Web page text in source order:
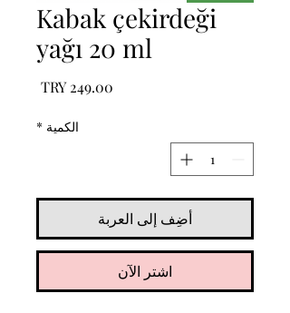
Kabak çekirdeği
yağı 20 ml
السعر
الكمية *
أضِف إلى العربة
اشترِ الآن